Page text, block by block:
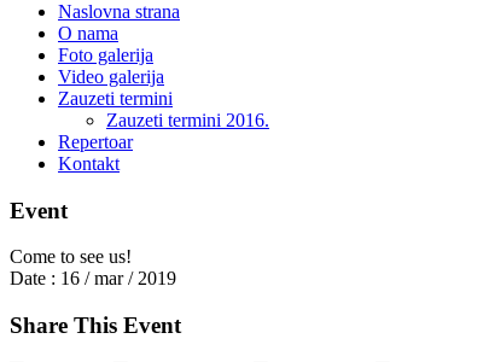
Naslovna strana
O nama
Foto galerija
Video galerija
Zauzeti termini
Zauzeti termini 2016.
Repertoar
Kontakt
Event
Come to see us!
Date : 16 / mar / 2019
Share This Event